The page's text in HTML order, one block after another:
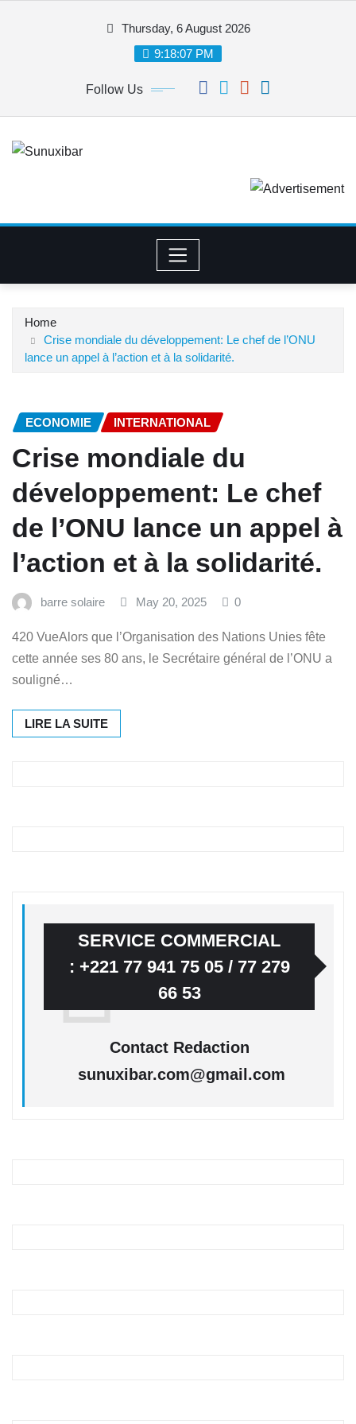
Thursday, 6 August 2026
9:18:07 PM
Follow Us
Home
Crise mondiale du développement: Le chef de l’ONU
lance un appel à l’action et à la solidarité.
ECONOMIE INTERNATIONAL
Crise mondiale du
développement: Le chef
de l’ONU lance un appel à
l’action et à la solidarité.
barre solaire May 20, 2025 0
420 VueAlors que l’Organisation des Nations Unies fête
cette année ses 80 ans, le Secrétaire général de l’ONU a
souligné…
LIRE LA SUITE
SERVICE COMMERCIAL
: +221 77 941 75 05 / 77 279
66 53
Contact Redaction
sunuxibar.com@gmail.com